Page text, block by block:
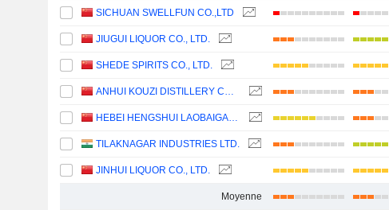
SICHUAN SWELLFUN CO.,LTD
JIUGUI LIQUOR CO., LTD.
SHEDE SPIRITS CO., LTD.
ANHUI KOUZI DISTILLERY CO., LTD.
HEBEI HENGSHUI LAOBAIGAN LIQUOR CO., LTD.
TILAKNAGAR INDUSTRIES LTD.
JINHUI LIQUOR CO., LTD.
Moyenne